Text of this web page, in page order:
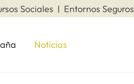
Sociales Entornos Seguros
Noticias